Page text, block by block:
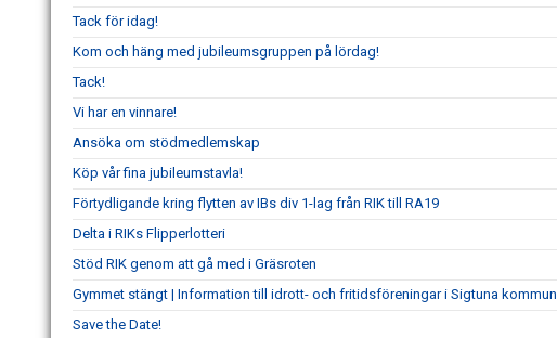
Tack för idag!
Kom och häng med jubileumsgruppen på lördag!
Tack!
Vi har en vinnare!
Ansöka om stödmedlemskap
Köp vår fina jubileumstavla!
Förtydligande kring flytten av IBs div 1-lag från RIK till RA19
Delta i RIKs Flipperlotteri
Stöd RIK genom att gå med i Gräsroten
Gymmet stängt | Information till idrott- och fritidsföreningar i Sigtuna kommun
Save the Date!